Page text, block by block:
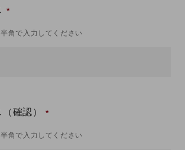
角で入力してください
（確認）
角で入力してください